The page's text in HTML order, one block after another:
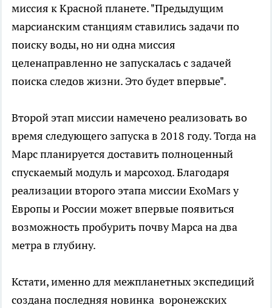
миссия к Красной планете. "Предыдущим
марсианским станциям ставились задачи по
поиску воды, но ни одна миссия
целенаправленно не запускалась с задачей
поиска следов жизни. Это будет впервые".
Второй этап миссии намечено реализовать во
время следующего запуска в 2018 году. Тогда на
Марс планируется доставить полноценный
спускаемый модуль и марсоход. Благодаря
реализации второго этапа миссии ExoMars у
Европы и России может впервые появиться
возможность пробурить почву Марса на два
метра в глубину.
Кстати, именно для межпланетных экспедиций
создана последняя новинка воронежских